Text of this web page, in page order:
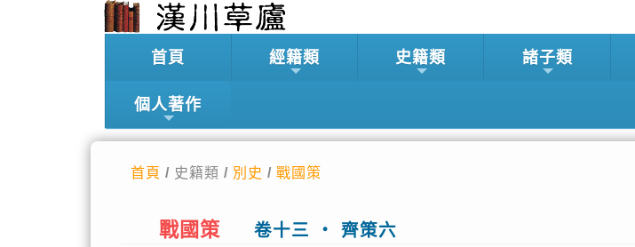
首頁 經籍類 史籍類 諸子類
個人著作
首頁 / 史籍類 / 別史 / 戰國策
戰國策 卷十三 ‧ 齊策六